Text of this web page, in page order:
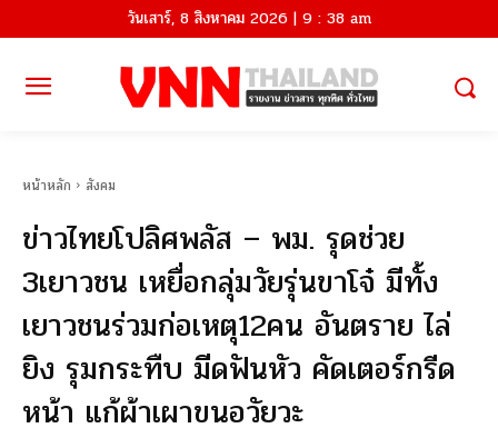
วันเสาร์, 8 สิงหาคม 2026 | 9 : 38 am
หน้าหลัก สังคม
ข่าวไทยโปลิศพลัส – พม. รุดช่วย
3เยาวชน เหยื่อกลุ่มวัยรุ่นขาโจ๋ มีทั้ง
เยาวชนร่วมก่อเหตุ12คน อันตราย ไล่
ยิง รุมกระทืบ มีดฟันหัว คัดเตอร์กรีด
หน้า แก้ผ้าเผาขนอวัยวะ